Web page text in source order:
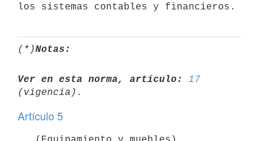
(*)Notas:
Ver en esta norma, artículo:
17
Artículo 5